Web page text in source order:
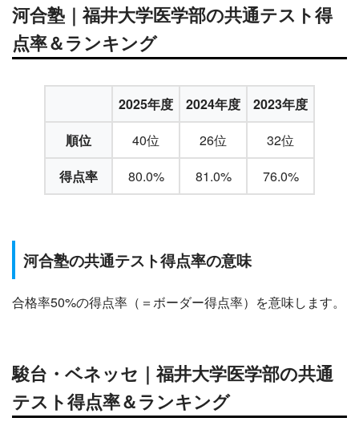
河合塾｜福井大学医学部の共通テスト得
点率＆ランキング
2025年度 2024年度
2023年度
順位
40位 26位
32位
得点率
80.0% 81.0% 76.0%
河合塾の共通テスト得点率の意味
合格率50%の得点率（＝ボーダー得点率）を意味します。
駿台・ベネッセ｜福井大学医学部の共通
テスト得点率＆ランキング